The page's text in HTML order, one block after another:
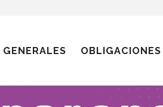
GENERALES OBLIGACIONES